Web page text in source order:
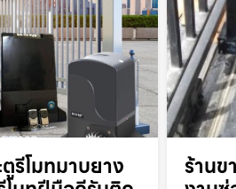
รีโมทมาบยาง ร้านข